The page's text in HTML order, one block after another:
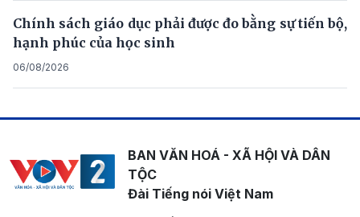
Chính sách giáo dục phải được đo bằng sự tiến bộ,
hạnh phúc của học sinh
06/08/2026
BAN VĂN HOÁ - XÃ HỘI VÀ DÂN
TỘC
Đài Tiếng nói Việt Nam